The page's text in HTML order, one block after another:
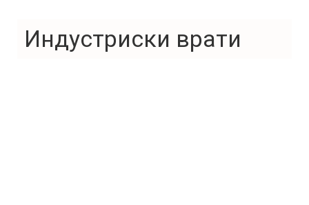
Индустриски врати